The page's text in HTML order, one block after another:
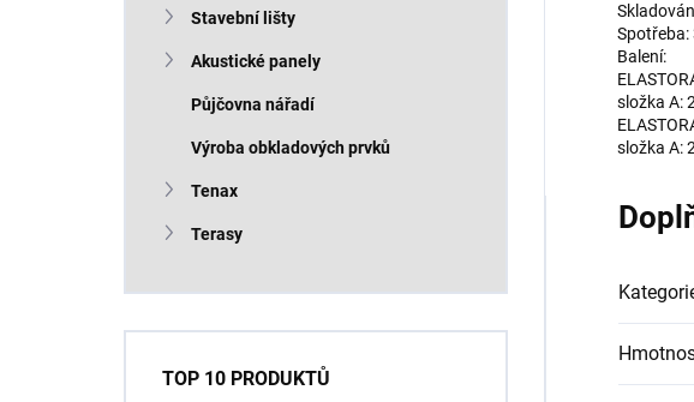
Stavební lišty
Akustické panely
Půjčovna nářadí
Výroba obkladových prvků
Tenax
Terasy
TOP 10 PRODUKTŮ
Balení:
složka A:
složka A: